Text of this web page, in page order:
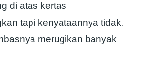
di atas kertas
tapi kenyataannya tidak.
merugikan banyak